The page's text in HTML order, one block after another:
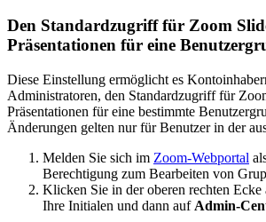
Den Standardzugriff für Zoom
Präsentationen für eine
Diese Einstellung ermöglicht es
Administratoren, den Standardzugriff für
Präsentationen für eine bestimmte
Änderungen gelten nur für Benutzer in der
Melden Sie sich im Zoom-Webportal
Berechtigung zum Bearbeiten von
Klicken Sie in der oberen rechten
Ihre Initialen und dann auf Admin-